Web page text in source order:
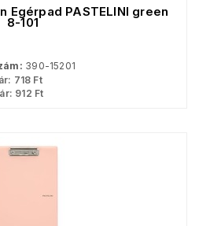
Egérpad PASTELINI green
8-101
390-15201
718 Ft
912 Ft